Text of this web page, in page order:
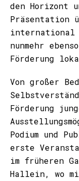
den Horizont
Präsentation
international
nunmehr
Förderung
Von großer
Förderung
Podium und
erste
im früheren
Hallein, wo